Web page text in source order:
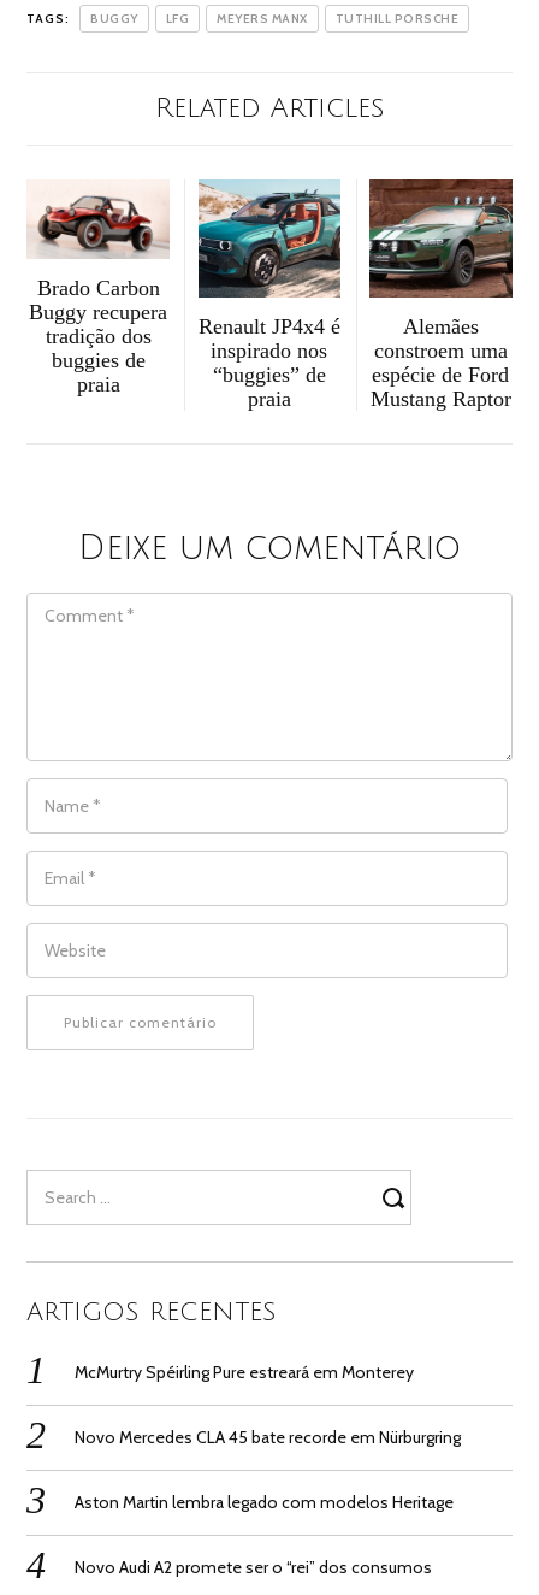
TAGS: BUGGY LFG MEYERS MANX TUTHILL PORSCHE
Related Articles
Brado Carbon
Buggy recupera
tradição dos
buggies de
praia
Renault JP4x4 é
inspirado nos
“buggies” de
praia
Alemães
constroem uma
espécie de Ford
Mustang Raptor
Deixe um comentário
for:
ARTIGOS RECENTES
McMurtry Spéirling Pure estreará em Monterey
Novo Mercedes CLA 45 bate recorde em Nürburgring
Aston Martin lembra legado com modelos Heritage
Novo Audi A2 promete ser o “rei” dos consumos